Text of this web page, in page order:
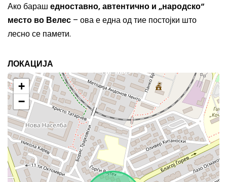
Ако бараш едноставно, автентично и „народско“
место во Велес – ова е една од тие постојки што
лесно се памети.
ЛОКАЦИЈА
+
−